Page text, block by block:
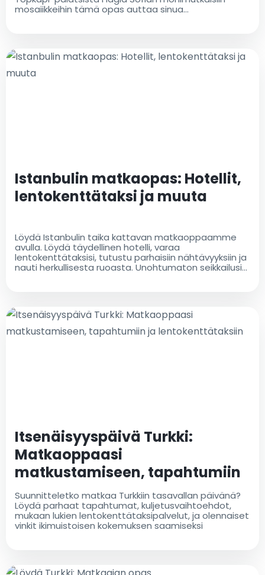
mosaiikkeihin tämä opas auttaa sinua
Istanbulin matkaopas: Hotellit,
lentokenttätaksi ja muuta
Löydä Istanbulin taika kattavan matkaoppaamme
avulla. Löydä täydellinen hotelli, varaa
lentokenttätaksisi, tutustu parhaisiin nähtävyyksiin ja
nauti herkullisesta ruoasta. Unohtumaton seikkailusi
Itsenäisyyspäivä Turkki:
Matkaoppaasi
matkustamiseen, tapahtumiin
ja lentokenttätaksiin
Suunnitteletko matkaa Turkkiin tasavallan päivänä?
Löydä parhaat tapahtumat, kuljetusvaihtoehdot,
mukaan lukien lentokenttätaksipalvelut, ja olennaiset
vinkit ikimuistoisen kokemuksen saamiseksi